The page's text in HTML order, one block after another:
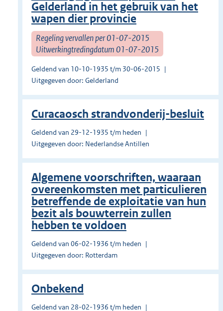
Gelderland in het gebruik van het
wapen dier provincie
Regeling vervallen per 01-07-2015
Uitwerkingtredingdatum 01-07-2015
Geldend van 10-10-1935 t/m 30-06-2015
Uitgegeven door: Gelderland
Curacaosch strandvonderij-besluit
Geldend van 29-12-1935 t/m heden
Uitgegeven door: Nederlandse Antillen
Algemene voorschriften, waaraan
overeenkomsten met particulieren
betreffende de exploitatie van hun
bezit als bouwterrein zullen
hebben te voldoen
Geldend van 06-02-1936 t/m heden
Uitgegeven door: Rotterdam
Onbekend
Geldend van 28-02-1936 t/m heden